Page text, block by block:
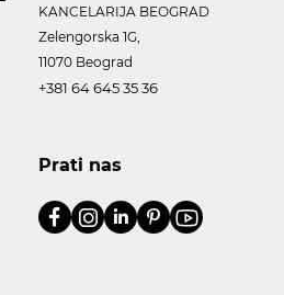
KANCELARIJA BEOGRAD
Zelengorska 1G,
11070 Beograd
+381 64 645 35 36
Prati nas